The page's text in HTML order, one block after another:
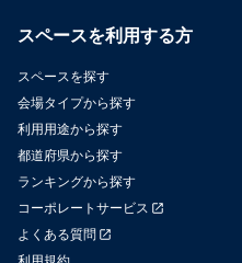
スペースを利用する方
スペースを探す
会場タイプから探す
利用用途から探す
都道府県から探す
ランキングから探す
コーポレートサービス
よくある質問